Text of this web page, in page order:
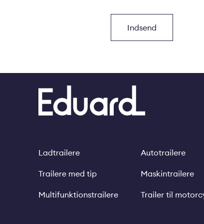
Footer
Ladtrailere
Trailere med tip
Multifunktionstrailere
Autotrailere
Maskintrailere
Trailer til